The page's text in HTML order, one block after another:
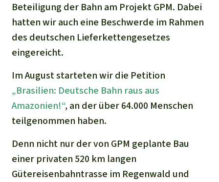
Beteiligung der Bahn am Projekt GPM. Dabei
hatten wir auch eine Beschwerde im Rahmen
des deutschen Lieferkettengesetzes
eingereicht.
Im August starteten wir die Petition
„Brasilien: Deutsche Bahn raus aus
Amazonien!“, an der über 64.000 Menschen
teilgenommen haben.
Denn nicht nur der von GPM geplante Bau
einer privaten 520 km langen
Gütereisenbahntrasse im Regenwald und